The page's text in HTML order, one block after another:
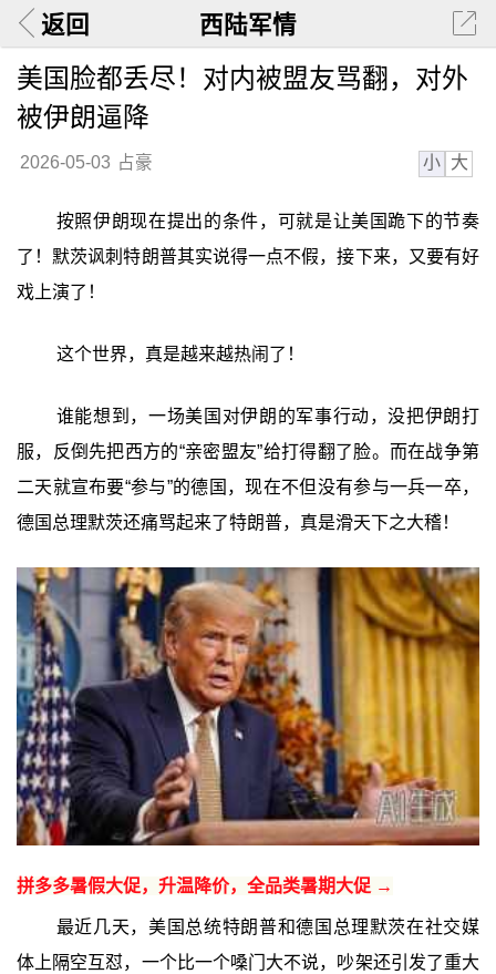
返回 西陆军情
美国脸都丢尽！对内被盟友骂翻，对外
被伊朗逼降
2026-05-03 占豪 小 大
按照伊朗现在提出的条件，可就是让美国跪下的节奏
了！默茨讽刺特朗普其实说得一点不假，接下来，又要有好
戏上演了！
这个世界，真是越来越热闹了！
谁能想到，一场美国对伊朗的军事行动，没把伊朗打
服，反倒先把西方的“亲密盟友”给打得翻了脸。而在战争第
二天就宣布要“参与”的德国，现在不但没有参与一兵一卒，
德国总理默茨还痛骂起来了特朗普，真是滑天下之大稽！
拼多多暑假大促，升温降价，全品类暑期大促 →
最近几天，美国总统特朗普和德国总理默茨在社交媒
体上隔空互怼，一个比一个嗓门大不说，吵架还引发了重大